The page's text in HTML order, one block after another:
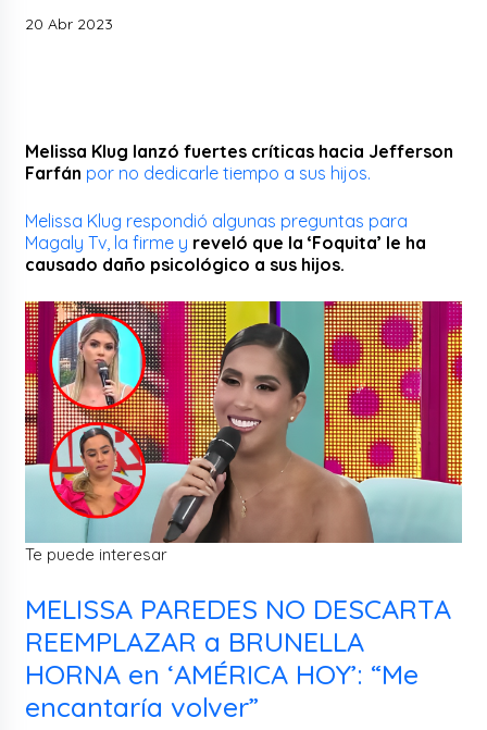
20 Abr 2023
Melissa Klug lanzó fuertes críticas hacia Jefferson
Farfán por no dedicarle tiempo a sus hijos.
Melissa Klug respondió algunas preguntas para
Magaly Tv, la firme y reveló que la ‘Foquita’ le ha
causado daño psicológico a sus hijos.
Te puede interesar
MELISSA PAREDES NO DESCARTA
REEMPLAZAR a BRUNELLA
HORNA en ‘AMÉRICA HOY’: “Me
encantaría volver”